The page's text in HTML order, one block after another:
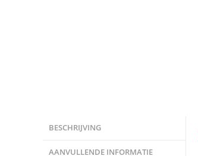
BESCHRIJVING
AANVULLENDE INFORMATIE